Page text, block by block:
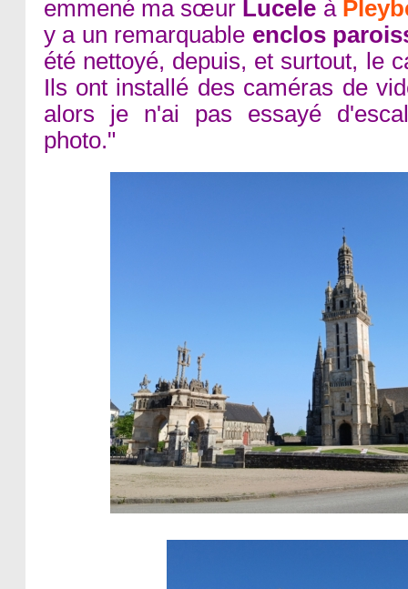
emmené ma sœur Lucele à
y a un remarquable enclos
été nettoyé, depuis, et surtout, le
Ils ont installé des caméras de
alors je n'ai pas essayé
photo."